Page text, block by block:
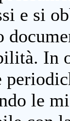
e si
In
le